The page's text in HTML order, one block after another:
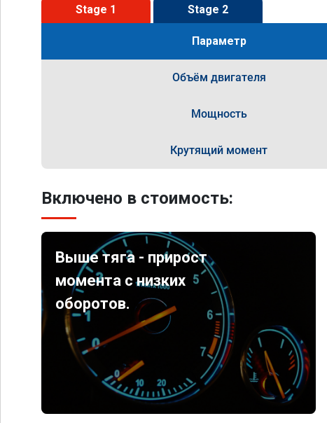
Stage 1 Stage 2
Параметр
Объём двигателя
Мощность
Крутящий момент
Включено в стоимость:
Выше тяга - прирост
момента с низких
оборотов.